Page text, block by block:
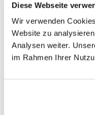
Diese Webseite
Wir verwenden
Website zu
Analysen weiter.
im Rahmen Ihrer